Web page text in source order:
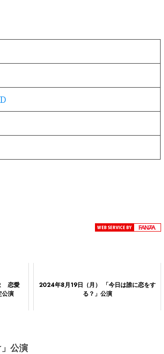
恋愛
公演
2024年8月19日（月） 「今日は誰に恋をす
る？」公演
公演